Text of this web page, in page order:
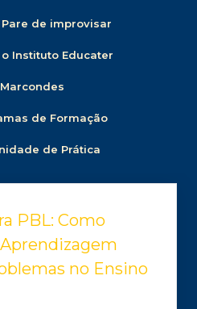
Pare de improvisar
o Instituto Educater
de Formação
de Prática
PBL: Como
no Ensino